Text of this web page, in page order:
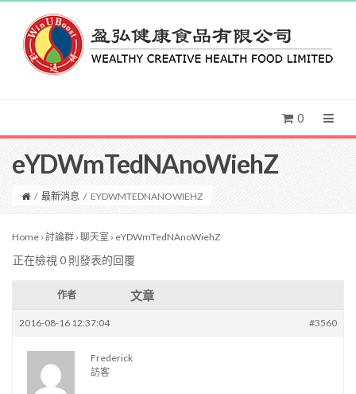
0
eYDWmTedNAnoWiehZ
/ 最新消息 / EYDWMTEDNANOWIEHZ
Home › 討論群 › 聊天室 › eYDWmTedNAnoWiehZ
正在檢視 0 則發表的回覆
作者 文章
2016-08-16 12:37:04 #3560
Frederick
訪客